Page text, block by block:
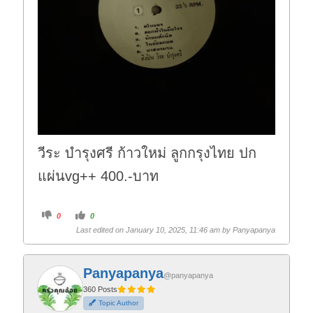
วีระ บำรุงศรี ก้าวใหม่ ลูกกรุงไทย ปก
แผ่นvg++ 400.-บาท
C
k
r
h
u
m
b
0
C
i
k
r
t
u
m
b
0
Last edited on January 10, 2025, 11:46 am by Panyapanya
Panyapanya@panyapanya
360 Posts
Topic Author